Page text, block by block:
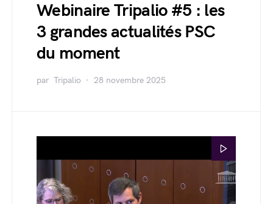
Webinaire Tripalio #5 : les
3 grandes actualités PSC
du moment
par Tripalio 28 novembre 2025